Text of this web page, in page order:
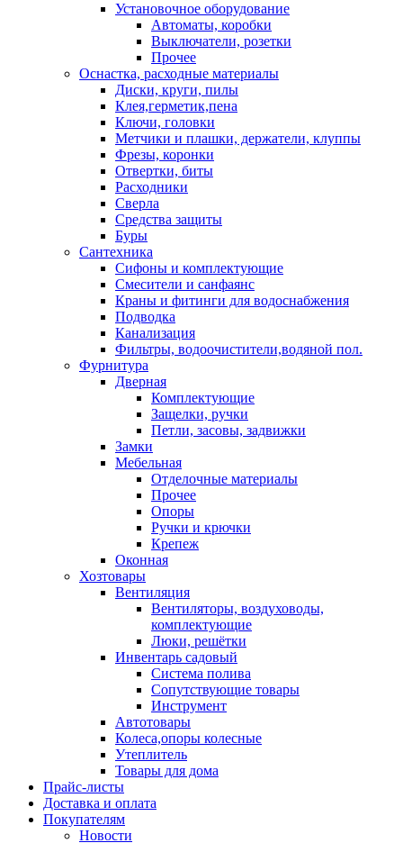
Установочное оборудование
Автоматы, коробки
Выключатели, розетки
Прочее
Оснастка, расходные материалы
Диски, круги, пилы
Клея,герметик,пена
Ключи, головки
Метчики и плашки, держатели, клуппы
Фрезы, коронки
Отвертки, биты
Расходники
Сверла
Средства защиты
Буры
Сантехника
Сифоны и комплектующие
Смесители и санфаянс
Краны и фитинги для водоснабжения
Подводка
Канализация
Фильтры, водоочистители,водяной пол.
Фурнитура
Дверная
Комплектующие
Защелки, ручки
Петли, засовы, задвижки
Замки
Мебельная
Отделочные материалы
Прочее
Опоры
Ручки и крючки
Крепеж
Оконная
Хозтовары
Вентиляция
Вентиляторы, воздуховоды,
комплектующие
Люки, решётки
Инвентарь садовый
Система полива
Сопутствующие товары
Инструмент
Автотовары
Колеса,опоры колесные
Утеплитель
Товары для дома
Прайс-листы
Доставка и оплата
Покупателям
Новости